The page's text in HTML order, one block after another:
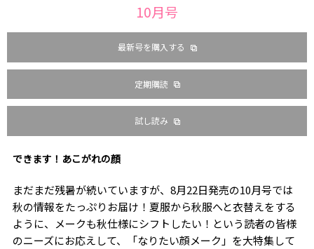
10月号
最新号を購入する
定期購読
試し読み
できます！あこがれの顔
まだまだ残暑が続いていますが、8月22日発売の10月号では
秋の情報をたっぷりお届け！夏服から秋服へと衣替えをする
ように、メークも秋仕様にシフトしたい！という読者の皆様
のニーズにお応えして、「なりたい顔メーク」を大特集して